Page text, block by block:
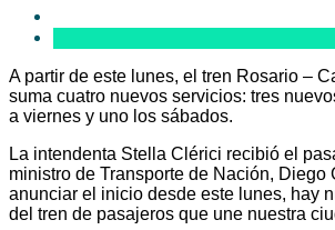
A partir de este lunes, el tren Rosario –
suma cuatro nuevos servicios: tres
a viernes y uno los sábados.
La intendenta Stella Clérici recibió el
ministro de Transporte de Nación, Diego
anunciar el inicio desde este lunes, hay
del tren de pasajeros que une nuestra